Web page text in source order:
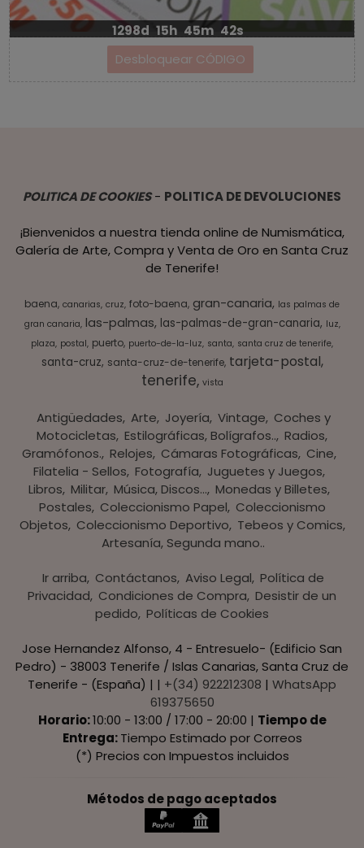
1298d 15h 45m 42s
POLITICA DE COOKIES- POLITICA DE DEVOLUCIONES
¡Bienvenidos a nuestra tienda online de Numismática,
Galería de Arte, Compra y Venta de Oro en Santa Cruz
de Tenerife!
baena canarias cruz foto-baena gran-canaria las palmas de
gran canaria las-palmas las-palmas-de-gran-canaria luz
plaza postal puerto puerto-de-la-luz santa santa cruz de tenerife
santa-cruz santa-cruz-de-tenerife tarjeta-postal
tenerife vista
Antigüedades Arte Joyería Vintage Coches y
Motocicletas Estilográficas, Bolígrafos.. Radios,
Gramófonos. Relojes Cámaras Fotográficas Cine
Filatelia - Sellos Fotografía Juguetes y Juegos
Libros Militar Música, Discos... Monedas y Billetes
Postales Coleccionismo Papel Coleccionismo
Objetos Coleccionismo Deportivo Tebeos y Comics
Artesanía, Segunda mano..
Ir arriba Contáctanos Aviso Legal Política de
Privacidad Condiciones de Compra Desistir de un
pedido Políticas de Cookies
Jose Hernandez Alfonso, 4 - Entresuelo- (Edificio San
Pedro) - 38003 Tenerife / Islas Canarias, Santa Cruz de
Tenerife - (España) | | +(34) 922212308 | WhatsApp
619375650
Horario:10:00 - 13:00 / 17:00 - 20:00 | Tiempo de
Entrega:Tiempo Estimado por Correos
(*) Precios con Impuestos incluidos
Métodos de pago aceptados